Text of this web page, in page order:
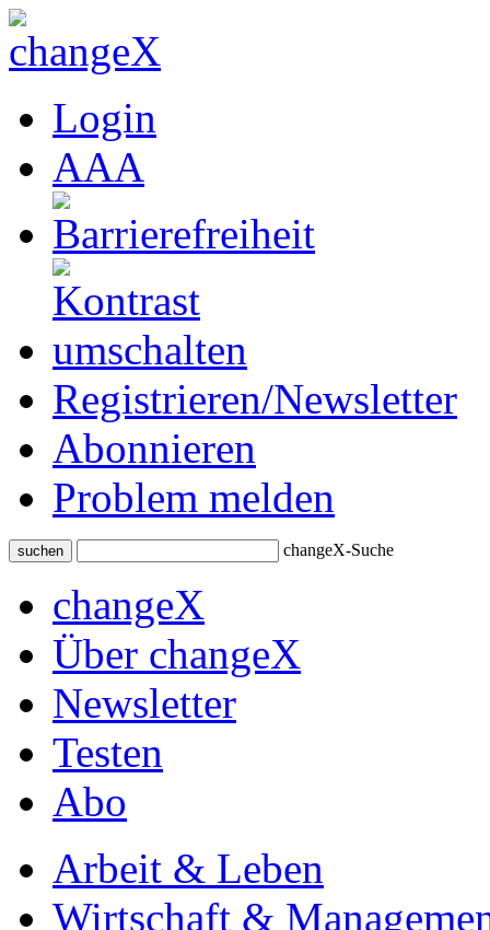
Login
AAA
Registrieren/Newsletter
Abonnieren
Problem melden
suchen changeX-Suche
changeX
Über changeX
Newsletter
Testen
Abo
Arbeit & Leben
Wirtschaft &